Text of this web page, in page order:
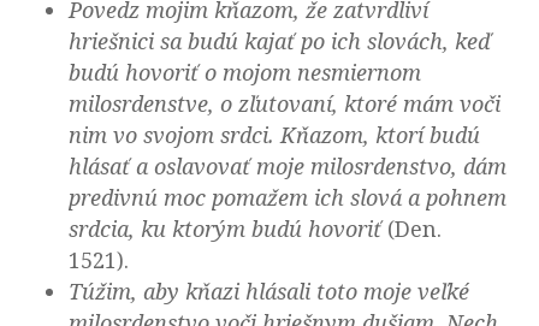
Povedz mojim kňazom, že zatvrdliví
hriešnici sa budú kajať po ich slovách, keď
budú hovoriť o mojom nesmiernom
milosrdenstve, o zľutovaní, ktoré mám voči
nim vo svojom srdci. Kňazom, ktorí budú
hlásať a oslavovať moje milosrdenstvo, dám
predivnú moc pomažem ich slová a pohnem
srdcia, ku ktorým budú hovoriť(Den.
1521).
Túžim, aby kňazi hlásali toto moje veľké